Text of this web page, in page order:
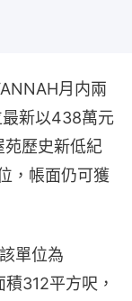
月内兩
新以438萬元
歷史新低紀
，帳面仍可獲
單位為
312平方呎，